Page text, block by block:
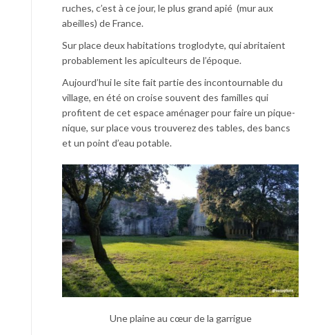
ruches, c’est à ce jour, le plus grand apié (mur aux
abeilles) de France.
Sur place deux habitations troglodyte, qui abritaient
probablement les apiculteurs de l’époque.
Aujourd’hui le site fait partie des incontournable du
village, en été on croise souvent des familles qui
profitent de cet espace aménager pour faire un pique-
nique, sur place vous trouverez des tables, des bancs
et un point d’eau potable.
Une plaine au cœur de la garrigue